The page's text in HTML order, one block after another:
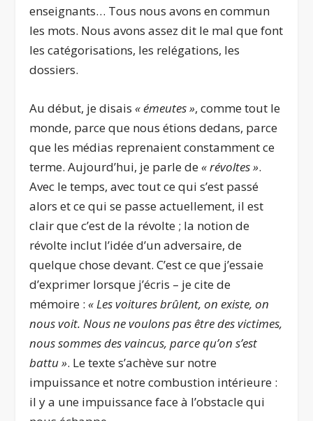
enseignants… Tous nous avons en commun
les mots. Nous avons assez dit le mal que font
les catégorisations, les relégations, les
dossiers.
Au début, je disais« émeutes », comme tout le
monde, parce que nous étions dedans, parce
que les médias reprenaient constamment ce
terme. Aujourd’hui, je parle de« révoltes ».
Avec le temps, avec tout ce qui s’est passé
alors et ce qui se passe actuellement, il est
clair que c’est de la révolte ; la notion de
révolte inclut l’idée d’un adversaire, de
quelque chose devant. C’est ce que j’essaie
d’exprimer lorsque j’écris – je cite de
mémoire :« Les voitures brûlent, on existe, on
nous voit. Nous ne voulons pas être des victimes,
nous sommes des vaincus, parce qu’on s’est
battu ». Le texte s’achève sur notre
impuissance et notre combustion intérieure :
il y a une impuissance face à l’obstacle qui